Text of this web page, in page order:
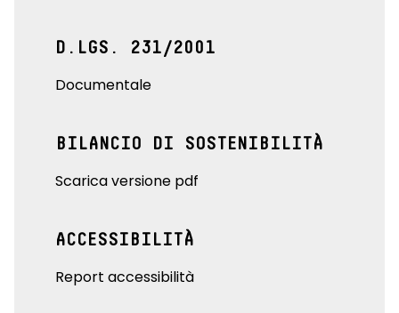
D.LGS. 231/2001
Documentale
BILANCIO DI SOSTENIBILITÀ
Scarica versione pdf
ACCESSIBILITÀ
Report accessibilità